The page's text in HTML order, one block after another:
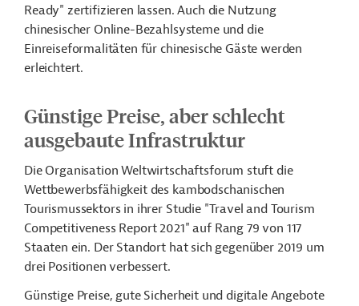
Ready" zertifizieren lassen. Auch die Nutzung
chinesischer Online-Bezahlsysteme und die
Einreiseformalitäten für chinesische Gäste werden
erleichtert.
Günstige Preise, aber schlecht
ausgebaute Infrastruktur
Die Organisation Weltwirtschaftsforum stuft die
Wettbewerbsfähigkeit des kambodschanischen
Tourismussektors in ihrer Studie "Travel and Tourism
Competitiveness Report 2021" auf Rang 79 von 117
Staaten ein. Der Standort hat sich gegenüber 2019 um
drei Positionen verbessert.
Günstige Preise, gute Sicherheit und digitale Angebote